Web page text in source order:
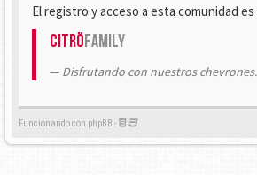
El registro y acceso a esta comunidad
CitröFamily
Disfrutando con nuestros chevrones.
Funcionando con phpBB -